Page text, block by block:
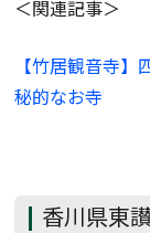
＜関連記事＞
【竹居観音寺
秘的なお寺
香川県東